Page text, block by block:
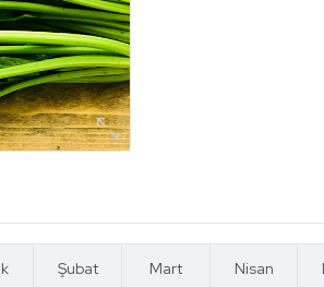
Şubat Mart Nisan